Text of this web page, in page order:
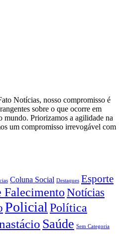
Notícias, nosso compromisso é
sobre o que ocorre em
mundo. Priorizamos a agilidade na
um compromisso irrevogável com
Coluna Social Destaques Esporte
FalecimentoNotícias
Policial Política
Saúde Sem Categoria